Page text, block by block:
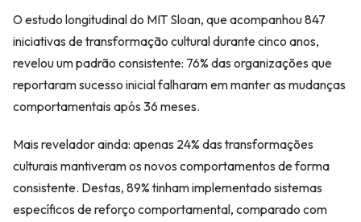
O estudo longitudinal do MIT Sloan, que acompanhou 847
iniciativas de transformação cultural durante cinco anos,
revelou um padrão consistente: 76% das organizações que
reportaram sucesso inicial falharam em manter as mudanças
comportamentais após 36 meses.
Mais revelador ainda: apenas 24% das transformações
culturais mantiveram os novos comportamentos de forma
consistente. Destas, 89% tinham implementado sistemas
específicos de reforço comportamental, comparado com